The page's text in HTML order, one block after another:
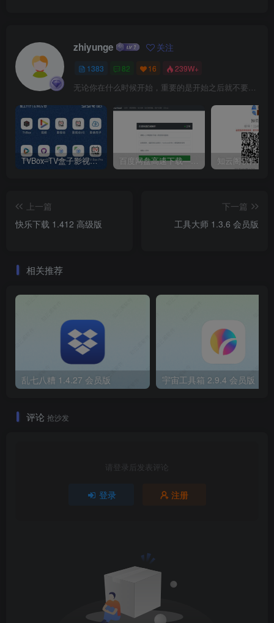
zhiyunge 关注
1383 82 16 239W+
无论你在什么时候开始，重要的是开始之后就不要停止
TVBox–TV盒子影视神器【附视频源和下载地址】【附自带源软件】 百度网盘高速下载——解析站点汇总
上一篇
快乐下载 1.412 高级版
下一篇
工具大师 1.3.6 会员版
相关推荐
乱七八糟 1.4.27 会员版 宇宙工具箱 2.9.4 会员版
评论 抢沙发
请登录后发表评论
登录 注册